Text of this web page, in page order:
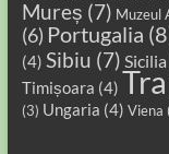
Mureș (7) Muzeul
(6) Portugalia
(4) Sibiu (7) Sicilia
Timișoara (4)
(3) Ungaria (4) Viena